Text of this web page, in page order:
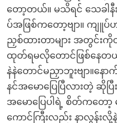
တော့တယ်။ မသိရင် သေ
ပ်အဖြစ်ကတော့ဗျာ။ ကျူပ်
ညှစ်ထားတာများ အတွင်းကို
ထုတ်ရမလိုတောင်ဖြစ်နေ
နဲနဲတောင်မညှာဘူးဗျာ။န
နင်အမောပြေပြီလားတဲ့ ဆိုပ
အမောပြေပါရဲ့ စိတ်ကတေ
ကောင်ကြီးလည်း နာလွန်း